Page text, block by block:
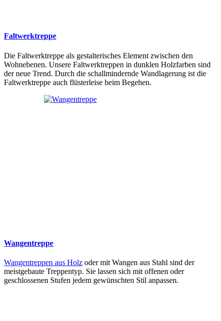
Faltwerktreppe
Die Faltwerktreppe als gestalterisches Element zwischen den
Wohnebenen. Unsere Faltwerktreppen in dunklen Holzfarben sind
der neue Trend. Durch die schallmindernde Wandlagerung ist die
Faltwerktreppe auch flüsterleise beim Begehen.
Wangentreppe
Wangentreppen aus Holz oder mit Wangen aus Stahl sind der
meistgebaute Treppentyp. Sie lassen sich mit offenen oder
geschlossenen Stufen jedem gewünschten Stil anpassen.